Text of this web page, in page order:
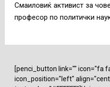
Смаиловиќ активист за
професор по политички
[penci_button link="" icon="fa
icon_position="left"